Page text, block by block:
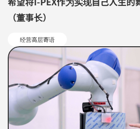
（董事长）
经营高层寄语